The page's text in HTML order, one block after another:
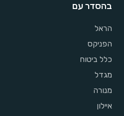
בהסדר עם
הראל
הפניקס
כלל ביטוח
מגדל
מנורה
איילון